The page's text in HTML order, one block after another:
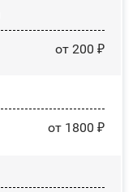
от 200 ₽
от 1800 ₽